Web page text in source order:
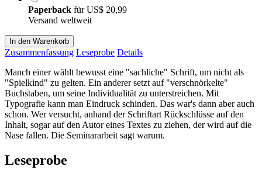
Paperback fürUS$ 20,99
Versand weltweit
In den Warenkorb
Zusammenfassung Leseprobe Details
Manch einer wählt bewusst eine "sachliche" Schrift, um nicht als
"Spielkind" zu gelten. Ein anderer setzt auf "verschnörkelte"
Buchstaben, um seine Individualität zu unterstreichen. Mit
Typografie kann man Eindruck schinden. Das war's dann aber auch
schon. Wer versucht, anhand der Schriftart Rückschlüsse auf den
Inhalt, sogar auf den Autor eines Textes zu ziehen, der wird auf die
Nase fallen. Die Seminararbeit sagt warum.
Leseprobe